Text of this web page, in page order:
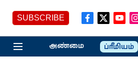
SUBSCRIBE
அண்மை ப்ரீமியம்